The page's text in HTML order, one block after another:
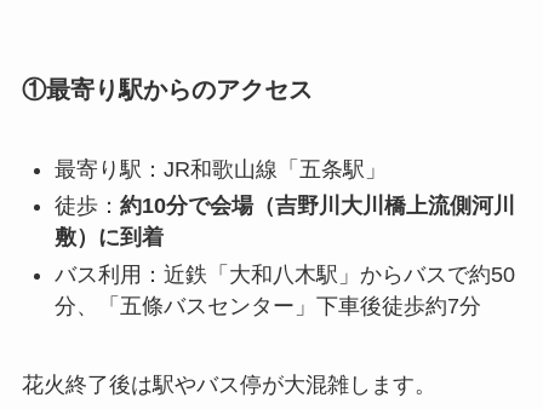
①最寄り駅からのアクセス
最寄り駅：JR和歌山線「五条駅」
徒歩： 約10分で会場（吉野川大川橋上流側河川
敷）に到着
バス利用：近鉄「大和八木駅」からバスで約50
分、「五條バスセンター」下車後徒歩約7分
花火終了後は駅やバス停が大混雑します。